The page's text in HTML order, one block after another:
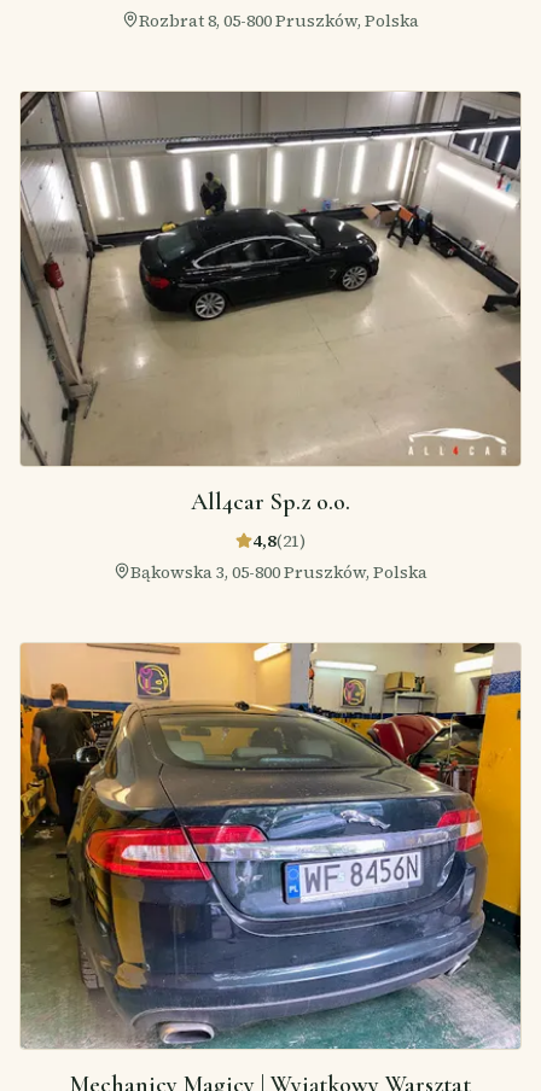
Rozbrat 8, 05-800 Pruszków, Polska
All4car Sp.z o.o.
4,8(21)
Bąkowska 3, 05-800 Pruszków, Polska